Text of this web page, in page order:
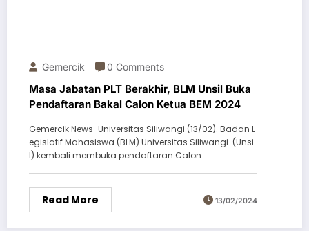
Gemercik 0 Comments
Masa Jabatan PLT Berakhir, BLM Unsil Buka
Pendaftaran Bakal Calon Ketua BEM 2024
Gemercik News-Universitas Siliwangi (13/02). Badan L
egislatif Mahasiswa (BLM) Universitas Siliwangi (Unsi
l) kembali membuka pendaftaran Calon…
Read More 13/02/2024